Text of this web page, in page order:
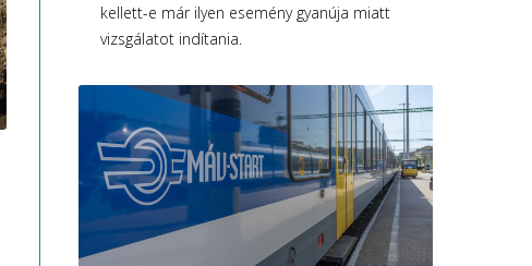
kellett-e már ilyen esemény gyanúja miatt
vizsgálatot indítania.